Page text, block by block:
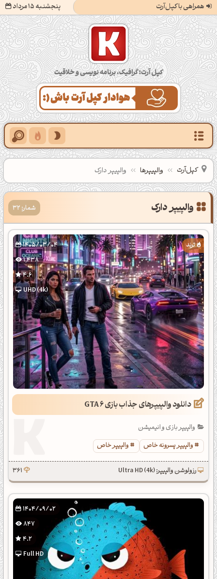
همراهی با کپل‌آرت پنجشنبه 15 مرداد
کپل‌آرت؛ گرافیک، برنامه‌نویسی و خلاقیت
کپل‌آرت والپیپرها والپیپر دارک
شمار: 32
1405/03/04
1,438
4.6
UHD (4k)
دانلود والپیپرهای جذاب بازی GTA 6
والپیپر بازی و انیمیشن
والپیپر پسرونه خاص
والپیپر خاص
رزولوشن والپیپر: Ultra HD (4k) 361
1404/09/02
847
4.2
Full HD